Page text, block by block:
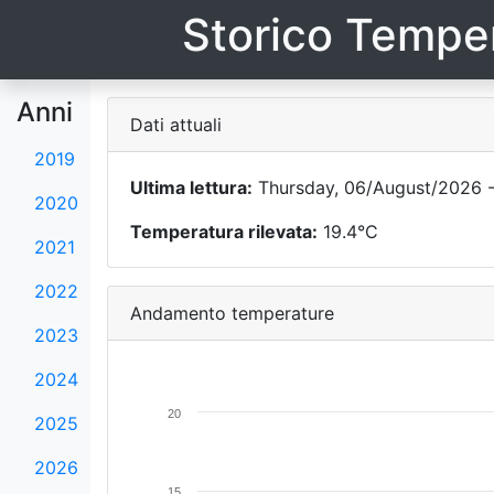
Storico
Anni
2019
2020
2021
2022
2023
2024
2025
2026
Dati attuali
Ultima lettura: Thursday, 06/August/2026
Temperatura rilevata: 19.4°C
Andamento temperature
20